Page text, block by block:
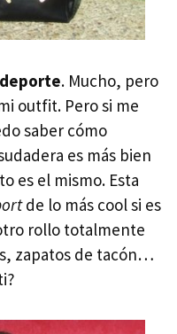
. Mucho, pero
outfit. Pero si me
saber cómo
es más bien
es el mismo. Esta
de lo más cool si es
rollo totalmente
zapatos de tacón…